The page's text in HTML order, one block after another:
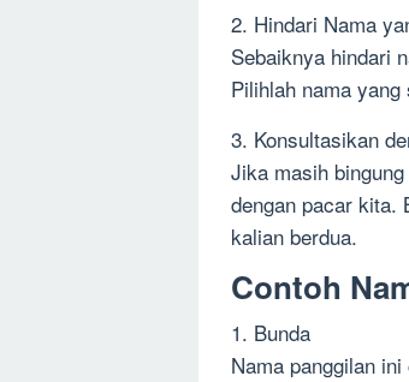
2. Hindari Nama
Sebaiknya hindari
Pilihlah nama
3. Konsultasikan
Jika masih
dengan pacar kita.
kalian berdua.
Contoh
1. Bunda
Nama panggilan